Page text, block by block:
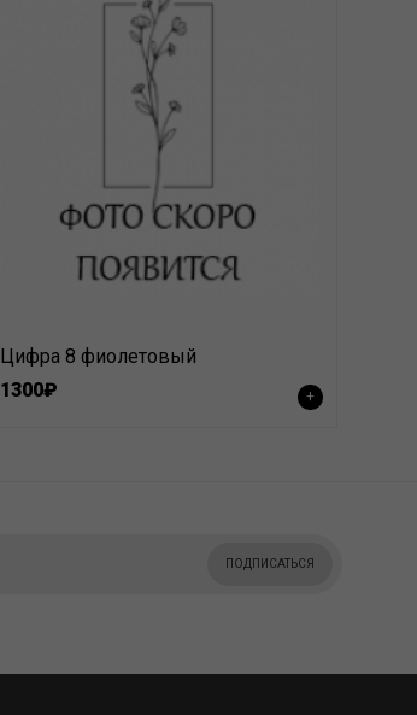
Цифра 8 фиолетовый
1300₽
+
ПОДПИСАТЬСЯ